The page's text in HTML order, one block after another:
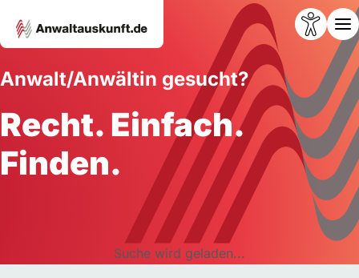
Anwalt/Anwältin gesucht?
Recht. Einfach.
Finden.
Suche wird geladen...